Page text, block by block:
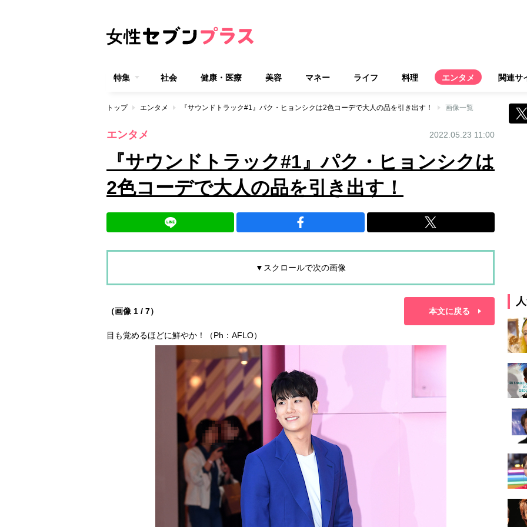
特集 社会 健康・医療 美容 マネー ライフ 料理 エンタメ 関連サ
トップ エンタメ 『サウンドトラック#1』パク・ヒョンシクは2色コーデで大人の品を引き出す！ 画像一覧
エンタメ 2022.05.23 11:00
『サウンドトラック#1』パク・ヒョンシクは
2色コーデで大人の品を引き出す！
▼スクロールで次の画像
（画像 1 / 7） 本文に戻る
目も覚めるほどに鮮やか！（Ph：AFLO）